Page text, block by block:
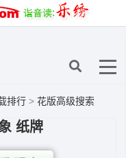
排行 > 花版高级搜索
纸牌